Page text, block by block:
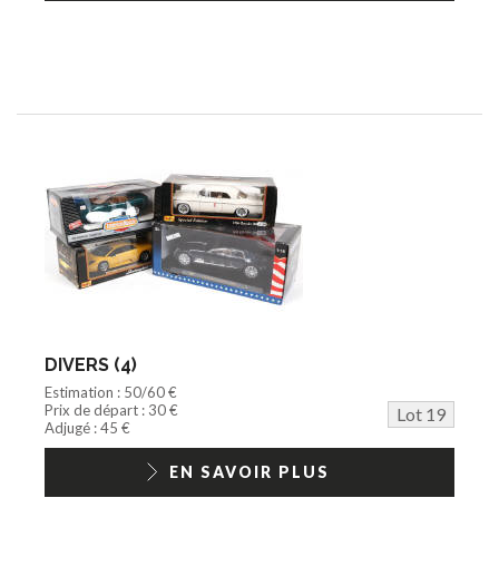
DIVERS (4)
Estimation : 50/60 €
Prix de départ : 30 €
Lot 19
Adjugé : 45 €
EN SAVOIR PLUS